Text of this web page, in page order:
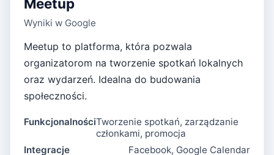
Wyniki w Google
Meetup to platforma, która pozwala
organizatorom na tworzenie spotkań lokalnych
oraz wydarzeń. Idealna do budowania
społeczności.
FunkcjonalnościTworzenie spotkań, zarządzanie
członkami, promocja
Integracje
Facebook, Google Calendar